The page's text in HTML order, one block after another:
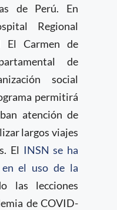
de Perú. En
Regional
El Carmen de
de
social
permitirá
atención de
largos viajes
El INSN se ha
el uso de la
las lecciones
de COVID-